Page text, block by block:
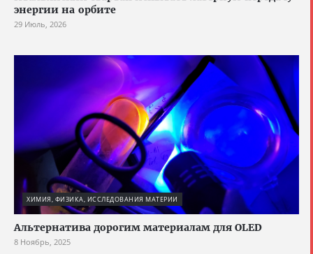
энергии на орбите
29 Июль, 2026
ХИМИЯ, ФИЗИКА, ИССЛЕДОВАНИЯ МАТЕРИИ
Альтернатива дорогим материалам для OLED
8 Ноябрь, 2025